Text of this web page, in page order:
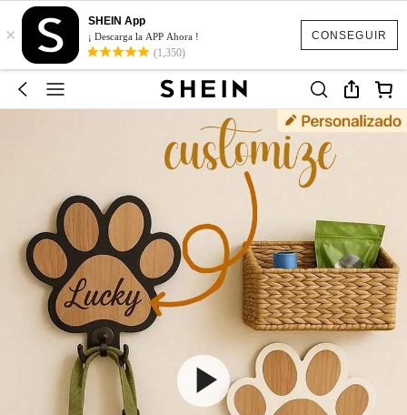
CONSEGUIR
×
SHEIN App
¡ Descarga la APP Ahora !
(1,350)